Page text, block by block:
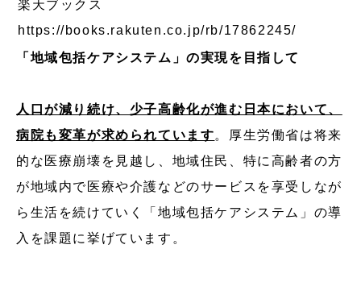
楽天ブックス
https://books.rakuten.co.jp/rb/17862245/
「地域包括ケアシステム」の実現を目指して
人口が減り続け、少子高齢化が進む日本において、
病院も変革が求められています。厚生労働省は将来
的な医療崩壊を見越し、地域住民、特に高齢者の方
が地域内で医療や介護などのサービスを享受しなが
ら生活を続けていく「地域包括ケアシステム」の導
入を課題に挙げています。